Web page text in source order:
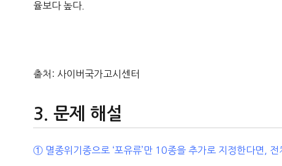
율보다 높다.
출처: 사이버국가고시센터
문제 해설
① 멸종위기종으로 ‘포유류’만 10종을 추가로 지정한다면,